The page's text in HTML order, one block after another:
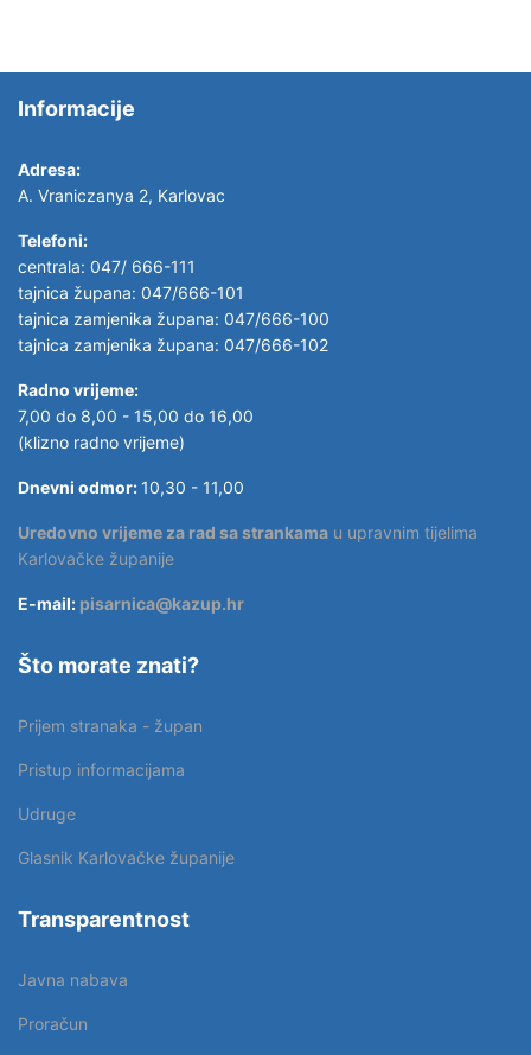
Informacije
Adresa:
A. Vraniczanya 2, Karlovac
Telefoni:
centrala: 047/ 666-111
tajnica župana: 047/666-101
tajnica zamjenika župana: 047/666-100
tajnica zamjenika župana: 047/666-102
Radno vrijeme:
7,00 do 8,00 - 15,00 do 16,00
(klizno radno vrijeme)
Dnevni odmor: 10,30 - 11,00
Uredovno vrijeme za rad sa strankama u upravnim tijelima
Karlovačke županije
E-mail: pisarnica@kazup.hr
Što morate znati?
Prijem stranaka - župan
Pristup informacijama
Udruge
Glasnik Karlovačke županije
Transparentnost
Javna nabava
Proračun